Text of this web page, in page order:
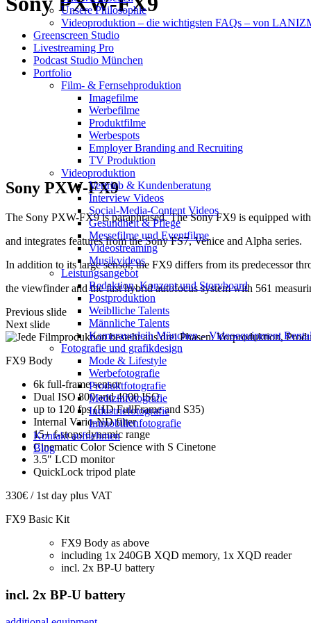
Unsere Philosophie
Videoproduktion – die wichtigsten FAQs – von
Greenscreen Studio
Livestreaming Pro
Podcast Studio München
Portfolio
Film- & Fernsehproduktion
Imagefilme
Werbefilme
Produktfilme
Werbespots
Employer Branding and Recruiting
TV Produktion
Videoproduktion
Vertrieb & Kundenberatung
Interview Videos
Social-Media-Content Videos
Gesundheit & Pflege
Mes­se­filme und Eventfilme
Video­strea­ming
Musikvideos
Leis­tungs­an­ge­bot
Redak­ti­on, Kon­zept und Storyboard
Post­pro­duk­ti­on
Weiblliche Talents
Männliche Talents
Kameraverleih München – Videoequipment
Fotografie und grafikdesign
Mode & Lifestyle
Werbefotografie
Produktfotografie
Medizinfotografie
Industriefotografie
Immobilienfotografie
Kontakt aufnehmen
Blog
Sony PXW-FX9
The Sony PXW-FX9 is paraphrased. The Sony FX9 is equipped
and integrates features from the Sony FS7, Venice and Alpha series.
In addition to its large sensor, the FX9 differs from its predecessor
the viewfinder and the fast hybrid autofocus system with 561
Previous slide
Next slide
FX9 Body
6k full-frame sensor
Dual ISO 800 and 4000 ISO
up to 120 fps (HD FullFrame and S35)
Internal Vario-ND filter
15+ f-stops dynamic range
Cinematic Color Science with S Cinetone
3.5″ LCD monitor
QuickLock tripod plate
330€ / 1st day plus VAT
FX9 Basic Kit
FX9 Body as above
including 1x 240GB XQD memory, 1x XQD reader
incl. 2x BP-U battery
incl. 2x BP-U battery